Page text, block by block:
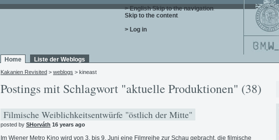
> English Skip to the navigation.
Skip to the content.
> Log in
Home Liste der Weblogs
Kakanien Revisited > weblogs > kineast
Postings mit Schlagwort "aktuelle Produktionen" (38)
Filmische Weiblichkeitsentwürfe "östlich der Mitte"
posted by SHorváth 16 years ago
Im Wiener Metro Kino wird von 3. bis 9. Juni eine Filmreihe zur Schau gebracht, die filmische